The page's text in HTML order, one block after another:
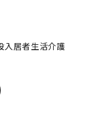
居者生活介護